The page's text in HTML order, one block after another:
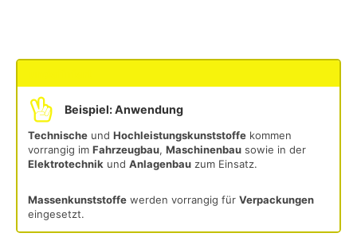
Beispiel: Anwendung
Technische und Hochleistungskunststoffe kommen
vorrangig im Fahrzeugbau, Maschinenbau sowie in der
Elektrotechnik und Anlagenbau zum Einsatz.
Massenkunststoffe werden vorrangig für Verpackungen
eingesetzt.